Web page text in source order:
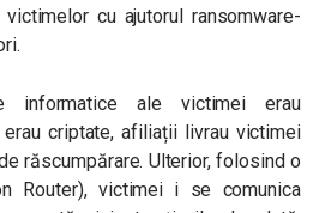
cu ajutorul ransomware-
informatice ale victimei erau
criptate, afiliații livrau victimei
răscumpărare. Ulterior, folosind o
Router), victimei i se comunica